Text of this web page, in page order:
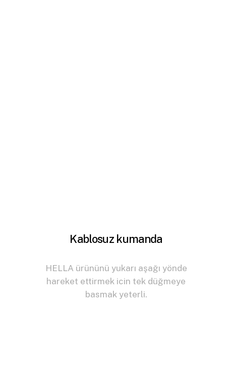
Kablosuz kumanda
HELLA ürününü yukarı aşağı yönde
hareket ettirmek icin tek düğmeye
basmak yeterli.